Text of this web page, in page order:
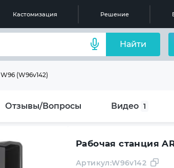
Кастомизация Решение
Найти
(W96v142)
Отзывы/Вопросы Видео 1
Рабочая станция
Артикул:W96v142